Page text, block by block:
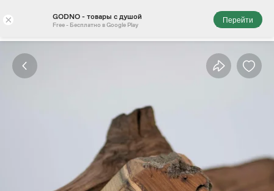
× GODNO - товары с душой
Free - Бесплатно в Google Play
Перейти